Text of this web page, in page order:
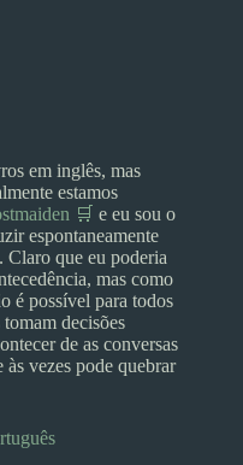
em inglês, mas
estamos
🛒 e eu sou o
espontaneamente
Claro que eu poderia
mas como
é possível para todos
decisões
de as conversas
vezes pode quebrar